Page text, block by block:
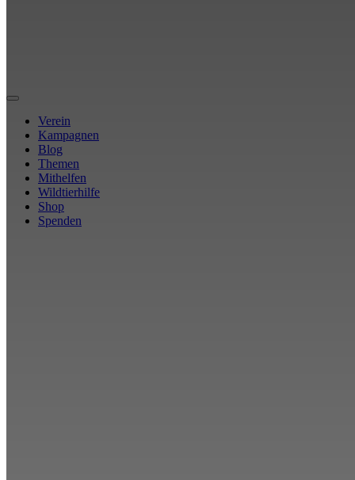
Verein
Kampagnen
Blog
Themen
Mithelfen
Wildtierhilfe
Shop
Spenden